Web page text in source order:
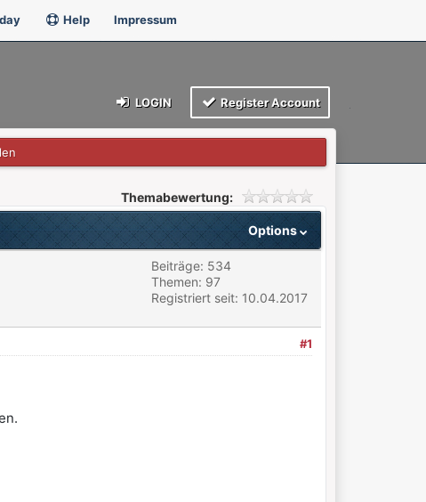
Help Impressum
LOGIN Register Account
Themabewertung:
Options
Beiträge: 534
Themen: 97
Registriert seit: 10.04.2017
#1